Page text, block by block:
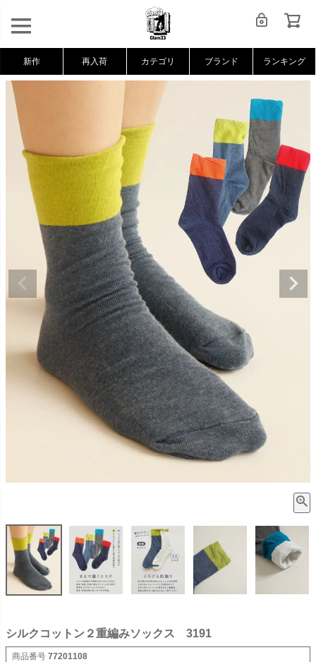
新作 再入荷 カテゴリ ブランド ランキング
シルクコットン２重編みソックス 3191
商品番号 77201108